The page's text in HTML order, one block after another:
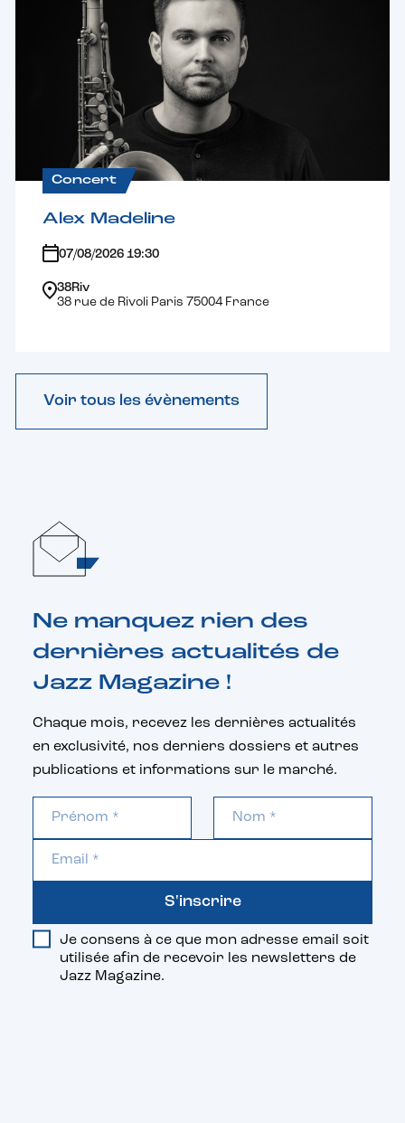
Concert
Alex Madeline
07/08/2026 19:30
38Riv
38 rue de Rivoli Paris 75004 France
Voir tous les évènements
Ne manquez rien des
dernières actualités de
Jazz Magazine !
Chaque mois, recevez les dernières actualités
en exclusivité, nos derniers dossiers et autres
publications et informations sur le marché.
Je consens à ce que mon adresse email soit
utilisée afin de recevoir les newsletters de
Jazz Magazine.
S'inscrire